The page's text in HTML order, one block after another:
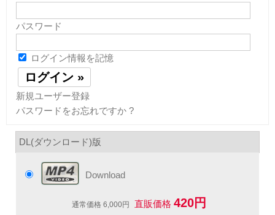
パスワード
ログイン情報を記憶
新規ユーザー登録
パスワードをお忘れですか ?
DL(ダウンロード)版
Download
通常価格 6,000円 直販価格 420円